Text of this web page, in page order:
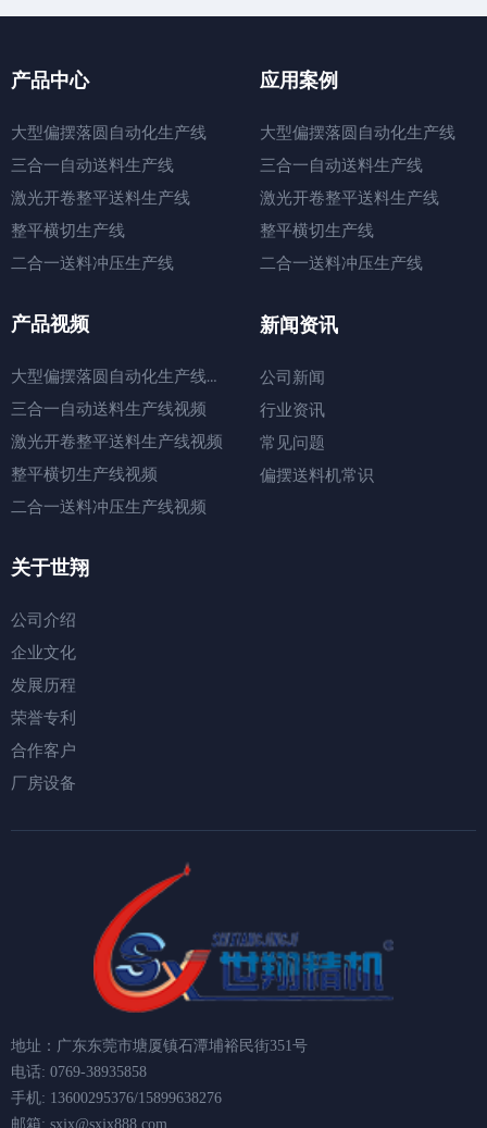
地址：广东东莞市塘厦镇石潭埔裕民街351号
电话: 0769-38935858
手机: 13600295376/15899638276
邮箱: sxjx@sxjx888.com
大型偏摆落圆自动化生产线
三合一自动送料生产线
激光开卷整平送料生产线
整平横切生产线
二合一送料冲压生产线
产品中心 应用案例
大型偏摆落圆自动化生产线
三合一自动送料生产线
激光开卷整平送料生产线
整平横切生产线
二合一送料冲压生产线
大型偏摆落圆自动化生产线视频
三合一自动送料生产线视频
激光开卷整平送料生产线视频
整平横切生产线视频
二合一送料冲压生产线视频
产品视频
公司新闻
行业资讯
常见问题
偏摆送料机常识
新闻资讯
关于世翔
公司介绍
企业文化
发展历程
荣誉专利
合作客户
厂房设备